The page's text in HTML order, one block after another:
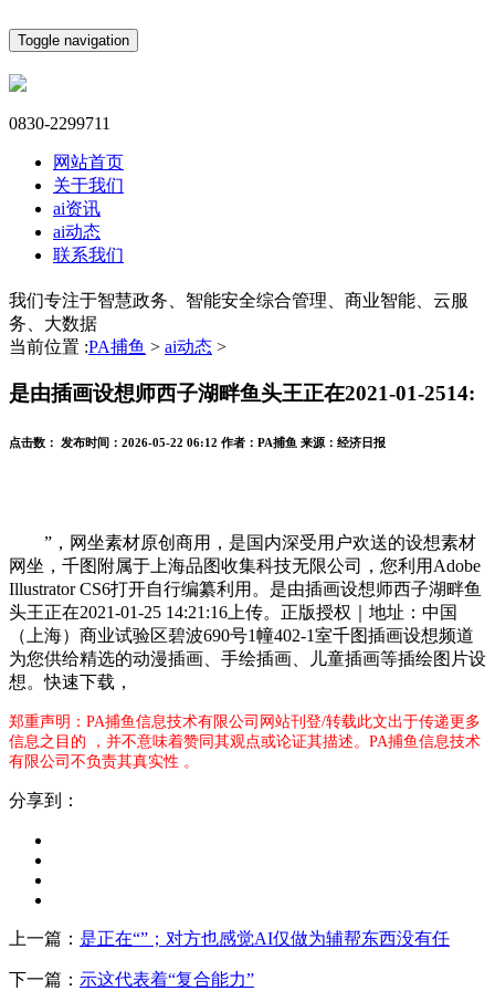
Toggle navigation
0830-2299711
网站首页
关于我们
ai资讯
ai动态
联系我们
我们专注于智慧政务、智能安全综合管理、商业智能、云服
务、大数据
当前位置 :PA捕鱼 > ai动态 >
是由插画设想师西子湖畔鱼头王正在2021-01-2514:
点击数： 发布时间： 2026-05-22 06:12 作者： PA捕鱼 来源： 经济日报
”，网坐素材原创商用，是国内深受用户欢送的设想素材
网坐，千图附属于上海品图收集科技无限公司，您利用Adobe
Illustrator CS6打开自行编纂利用。是由插画设想师西子湖畔鱼
头王正在2021-01-25 14:21:16上传。正版授权｜地址：中国
（上海）商业试验区碧波690号1幢402-1室千图插画设想频道
为您供给精选的动漫插画、手绘插画、儿童插画等插绘图片设
想。快速下载，
郑重声明：PA捕鱼信息技术有限公司网站刊登/转载此文出于传递更多
信息之目的 ，并不意味着赞同其观点或论证其描述。PA捕鱼信息技术
有限公司不负责其真实性 。
分享到：
上一篇： 是正在“”；对方也感觉AI仅做为辅帮东西没有任
下一篇： 示这代表着“复合能力”